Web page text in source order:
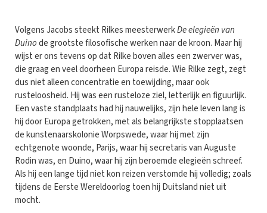
Volgens Jacobs steekt Rilkes meesterwerkDe elegieën van
Duinode grootste filosofische werken naar de kroon. Maar hij
wijst er ons tevens op dat Rilke boven alles een zwerver was,
die graag en veel doorheen Europa reisde. Wie Rilke zegt, zegt
dus niet alleen concentratie en toewijding, maar ook
rusteloosheid. Hij was een rusteloze ziel, letterlijk en figuurlijk.
Een vaste standplaats had hij nauwelijks, zijn hele leven lang is
hij door Europa getrokken, met als belangrijkste stopplaatsen
de kunstenaarskolonie Worpswede, waar hij met zijn
echtgenote woonde, Parijs, waar hij secretaris van Auguste
Rodin was, en Duino, waar hij zijn beroemde elegieën schreef.
Als hij een lange tijd niet kon reizen verstomde hij volledig; zoals
tijdens de Eerste Wereldoorlog toen hij Duitsland niet uit
mocht.